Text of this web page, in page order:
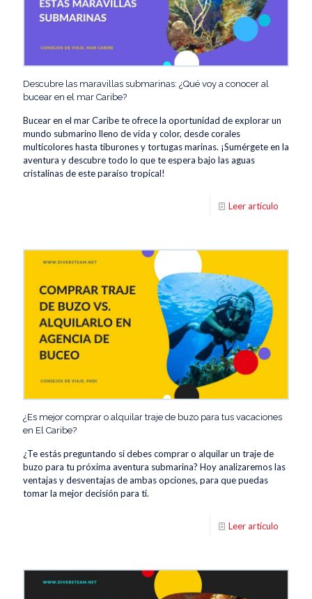
Descubre las maravillas submarinas: ¿Qué voy a conocer al
bucear en el mar Caribe?
Bucear en el mar Caribe te ofrece la oportunidad de explorar un
mundo submarino lleno de vida y color, desde corales
multicolores hasta tiburones y tortugas marinas. ¡Sumérgete en la
aventura y descubre todo lo que te espera bajo las aguas
cristalinas de este paraíso tropical!
Leer artículo
¿Es mejor comprar o alquilar traje de buzo para tus vacaciones
en El Caribe?
¿Te estás preguntando si debes comprar o alquilar un traje de
buzo para tu próxima aventura submarina? Hoy analizaremos las
ventajas y desventajas de ambas opciones, para que puedas
tomar la mejor decisión para ti.
Leer artículo